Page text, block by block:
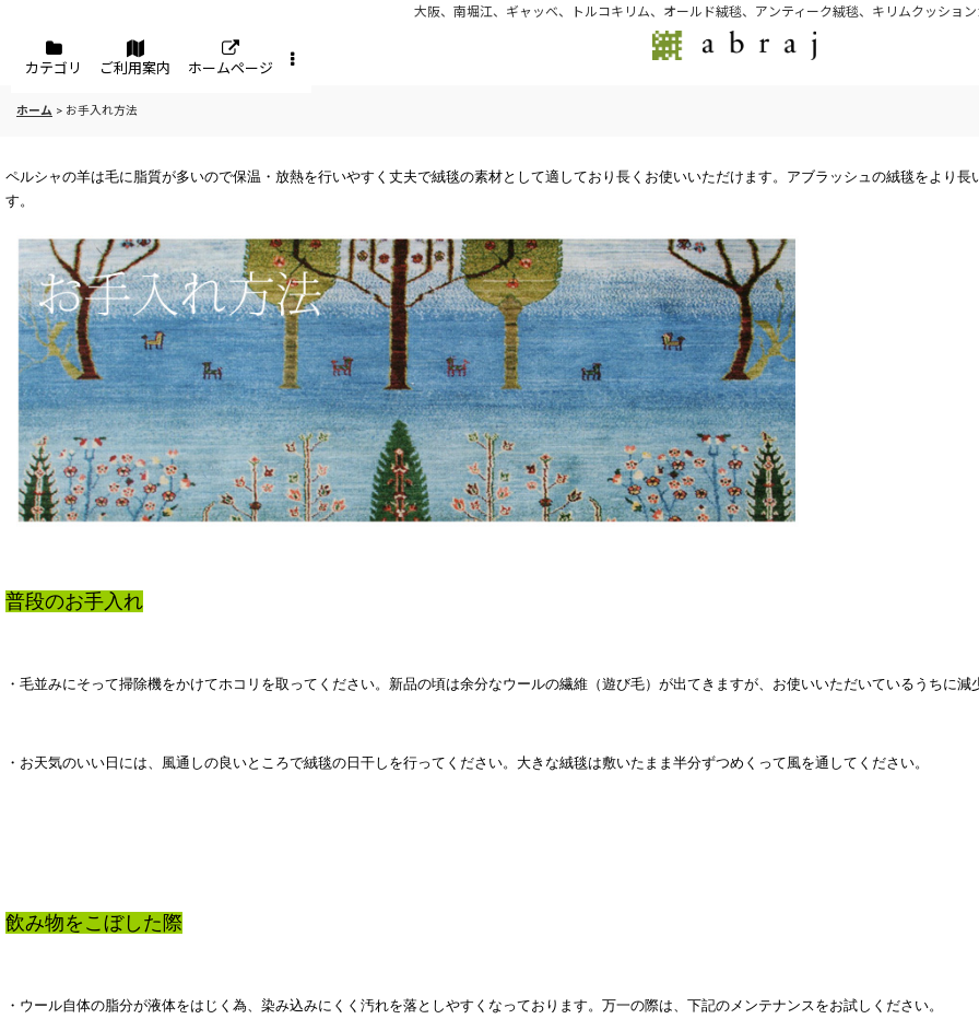
大阪、南堀江、ギャッベ、トルコキリム、オールド絨毯、アンティーク絨毯、キリムクッショ
メニュー
カテゴリ ご利用案内 ホームページ
ホーム > お手入れ方法
ペルシャの羊は毛に脂質が多いので保温・放熱を行いやすく丈夫で絨毯の素材として適しており長くお使いいただけます。アブラッシュの絨毯をより
す。
普段のお手入れ
・毛並みにそって掃除機をかけてホコリを取ってください。新品の頃は余分なウールの繊維（遊び毛）が出てきますが、お使いいただいているうちに減
・お天気のいい日には、風通しの良いところで絨毯の日干しを行ってください。大きな絨毯は敷いたまま半分ずつめくって風を通してください。
飲み物をこぼした際
・ウール自体の脂分が液体をはじく為、染み込みにくく汚れを落としやすくなっております。万一の際は、下記のメンテナンスをお試しください。